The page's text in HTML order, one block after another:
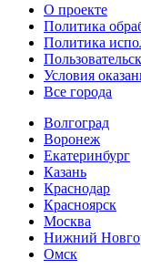
О проекте
Политика
Политика
Условия
Все города
Волгоград
Воронеж
Екатеринбург
Казань
Краснодар
Красноярск
Москва
Нижний
Омск